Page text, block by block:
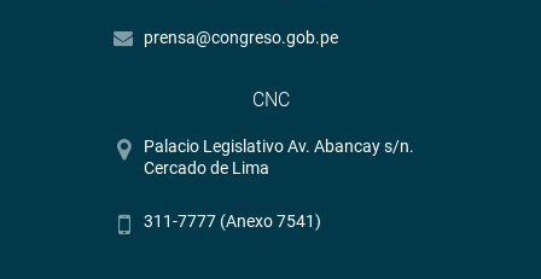
prensa@congreso.gob.pe
CNC
Palacio Legislativo Av. Abancay s/n.
Cercado de Lima
311-7777 (Anexo 7541)